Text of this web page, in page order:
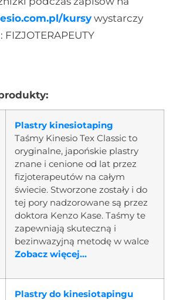
kursywystarczy
Plastry kinesiotaping
Taśmy Kinesio Tex Classic to
oryginalne, japońskie plastry
znane i cenione od lat przez
fizjoterapeutów na całym
świecie. Stworzone zostały i do
tej pory nadzorowane są przez
doktora Kenzo Kase. Taśmy te
zapewniają skuteczną i
bezinwazyjną metodę w walce
Zobacz więcej...
Plastry do kinesiotapingu